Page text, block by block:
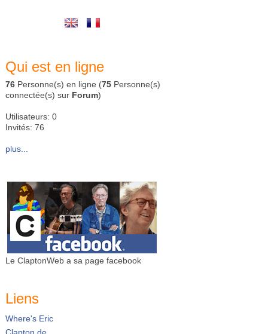
Qui est en ligne
76 Personne(s) en ligne (75 Personne(s)
connectée(s) sur Forum)
Utilisateurs: 0
Invités: 76
plus...
Le ClaptonWeb a sa page facebook
Liens
Where's Eric
Clapton.de